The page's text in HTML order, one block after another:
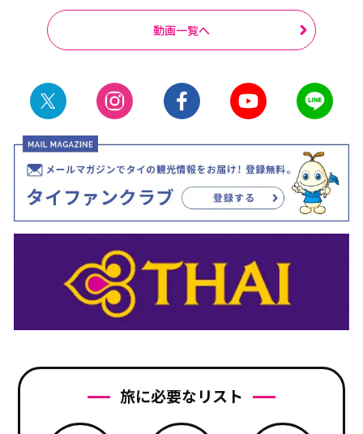
動画一覧へ
旅に必要なリスト